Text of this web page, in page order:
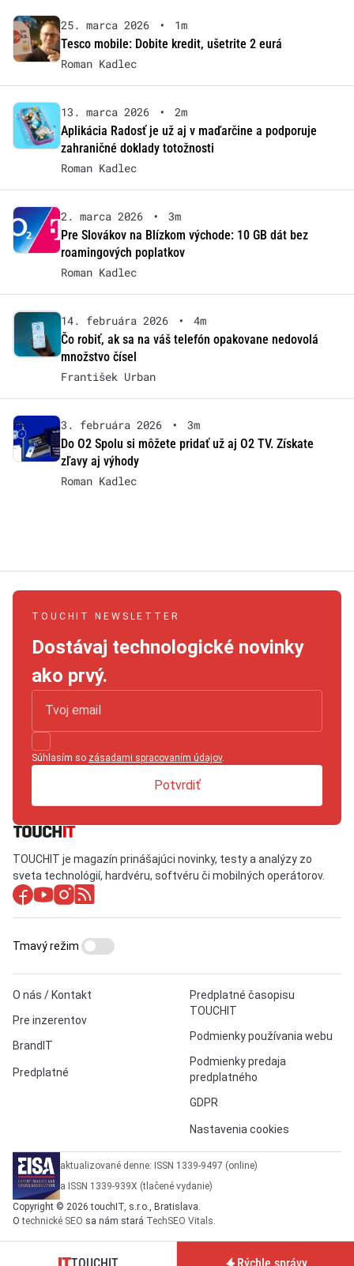
25. marca 2026 •
1m
Tesco mobile: Dobite kredit, ušetrite 2 eurá
Roman Kadlec
13. marca 2026 •
2m
Aplikácia Radosť je už aj v maďarčine a podporuje
zahraničné doklady totožnosti
Roman Kadlec
2. marca 2026 •
3m
Pre Slovákov na Blízkom východe: 10 GB dát bez
roamingových poplatkov
Roman Kadlec
14. februára 2026 •
4m
Čo robiť, ak sa na váš telefón opakovane nedovolá
množstvo čísel
František Urban
3. februára 2026 •
3m
Do O2 Spolu si môžete pridať už aj O2 TV. Získate
zľavy aj výhody
Roman Kadlec
TOUCHIT NEWSLETTER
Dostávaj technologické novinky
ako prvý.
Súhlasím so zásadami spracovaním údajov.
Potvrdiť
TOUCHIT je magazín prinášajúci novinky, testy a analýzy zo
sveta technológií, hardvéru, softvéru či mobilných operátorov.
O nás / Kontakt
Pre inzerentov
BrandIT
Predplatné
Predplatné časopisu
TOUCHIT
Podmienky používania webu
Podmienky predaja
predplatného
GDPR
Nastavenia cookies
Tmavý režim
aktualizované denne: ISSN 1339-9497 (online)
a ISSN 1339-939X (tlačené vydanie)
Copyright © 2026 touchIT, s.r.o., Bratislava.
Otechnické SEO sa nám stará TechSEO Vitals.